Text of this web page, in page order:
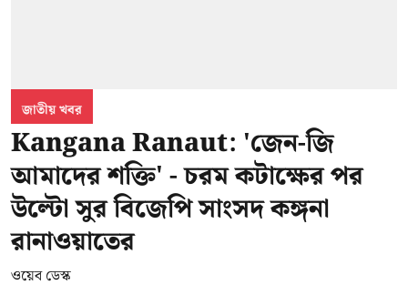
জাতীয় খবর
Kangana Ranaut: 'জেন-জি
আমাদের শক্তি' - চরম কটাক্ষের পর
উল্টো সুর বিজেপি সাংসদ কঙ্গনা
রানাওয়াতের
ওয়েব ডেস্ক